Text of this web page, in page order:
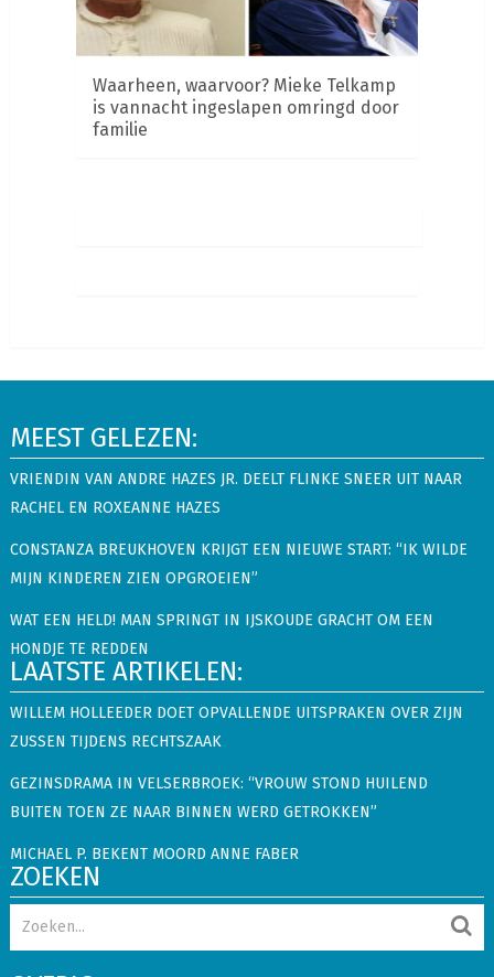
Waarheen, waarvoor? Mieke Telkamp
is vannacht ingeslapen omringd door
familie
MEEST GELEZEN:
VRIENDIN VAN ANDRE HAZES JR. DEELT FLINKE SNEER UIT NAAR
RACHEL EN ROXEANNE HAZES
CONSTANZA BREUKHOVEN KRIJGT EEN NIEUWE START: “IK WILDE
MIJN KINDEREN ZIEN OPGROEIEN”
WAT EEN HELD! MAN SPRINGT IN IJSKOUDE GRACHT OM EEN
HONDJE TE REDDEN
LAATSTE ARTIKELEN:
WILLEM HOLLEEDER DOET OPVALLENDE UITSPRAKEN OVER ZIJN
ZUSSEN TIJDENS RECHTSZAAK
GEZINSDRAMA IN VELSERBROEK: “VROUW STOND HUILEND
BUITEN TOEN ZE NAAR BINNEN WERD GETROKKEN”
MICHAEL P. BEKENT MOORD ANNE FABER
ZOEKEN